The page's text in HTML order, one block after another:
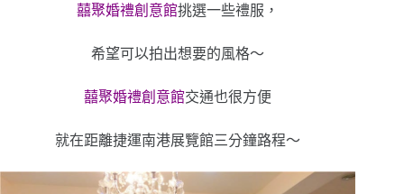
囍聚婚禮創意館挑選一些禮服，
希望可以拍出想要的風格～
囍聚婚禮創意館交通也很方便
就在距離捷運南港展覽館三分鐘路程～